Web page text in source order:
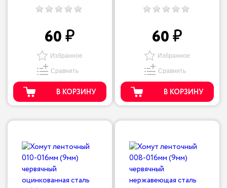
60
Избранное
Сравнить
В КОРЗИНУ
60
Избранное
Сравнить
В КОРЗИНУ